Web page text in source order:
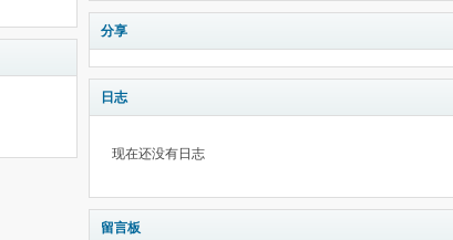
分享
日志
现在还没有日志
留言板